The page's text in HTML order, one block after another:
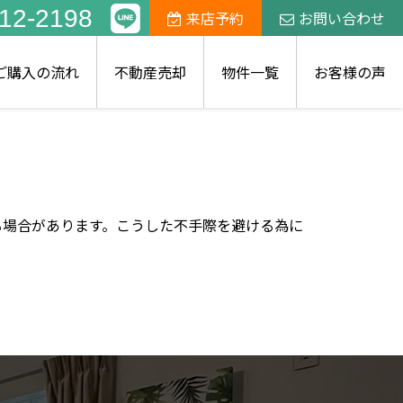
2198 来店予約 お問い合わせ
購入の流れ 不動産売却 物件一覧 お客様の声
合があります。こうした不手際を避ける為に